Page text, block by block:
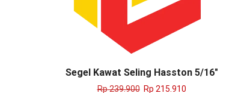
Segel Kawat Seling Hasston 5/16″
Rp239.900 Rp 215.910